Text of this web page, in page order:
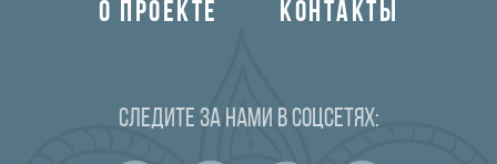
О ПРОЕКТЕ КОНТАКТЫ
Следите за нами в соцсетях: